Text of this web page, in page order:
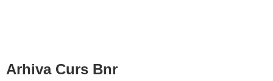
Arhiva Curs Bnr